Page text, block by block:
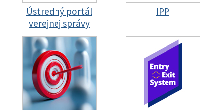
Ústredný portál
verejnej správy
IPP